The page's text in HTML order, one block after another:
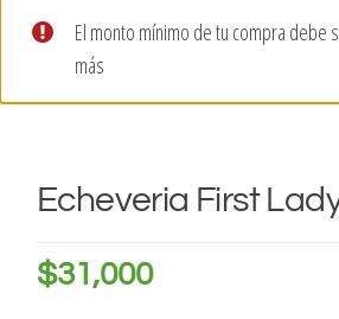
El monto mínimo de tu compra debe
más
Echeveria First
$31,000